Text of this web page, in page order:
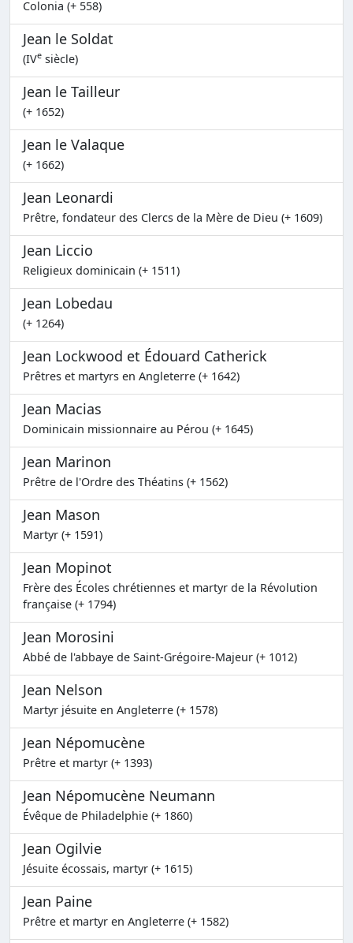
Colonia (+ 558)
Jean le Soldat
(IVe siècle)
Jean le Tailleur
(+ 1652)
Jean le Valaque
(+ 1662)
Jean Leonardi
Prêtre, fondateur des Clercs de la Mère de Dieu (+ 1609)
Jean Liccio
Religieux dominicain (+ 1511)
Jean Lobedau
(+ 1264)
Jean Lockwood et Édouard Catherick
Prêtres et martyrs en Angleterre (+ 1642)
Jean Macias
Dominicain missionnaire au Pérou (+ 1645)
Jean Marinon
Prêtre de l'Ordre des Théatins (+ 1562)
Jean Mason
Martyr (+ 1591)
Jean Mopinot
Frère des Écoles chrétiennes et martyr de la Révolution
française (+ 1794)
Jean Morosini
Abbé de l'abbaye de Saint-Grégoire-Majeur (+ 1012)
Jean Nelson
Martyr jésuite en Angleterre (+ 1578)
Jean Népomucène
Prêtre et martyr (+ 1393)
Jean Népomucène Neumann
Évêque de Philadelphie (+ 1860)
Jean Ogilvie
Jésuite écossais, martyr (+ 1615)
Jean Paine
Prêtre et martyr en Angleterre (+ 1582)